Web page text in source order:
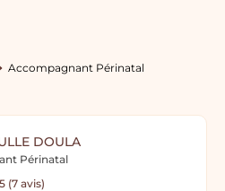
Accompagnant Périnatal
DOULA
Périnatal
(7 avis)